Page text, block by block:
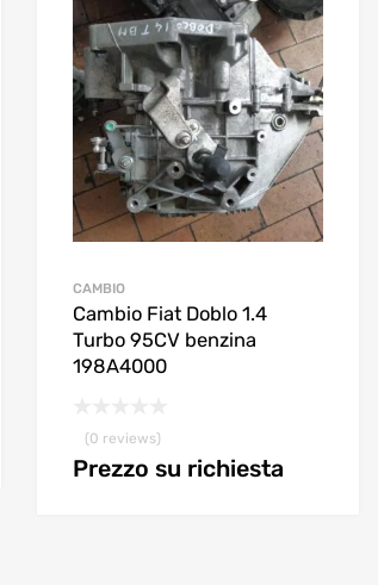
CAMBIO
Cambio Fiat Doblo 1.4
Turbo 95CV benzina
198A4000
(0 reviews)
Prezzo su richiesta